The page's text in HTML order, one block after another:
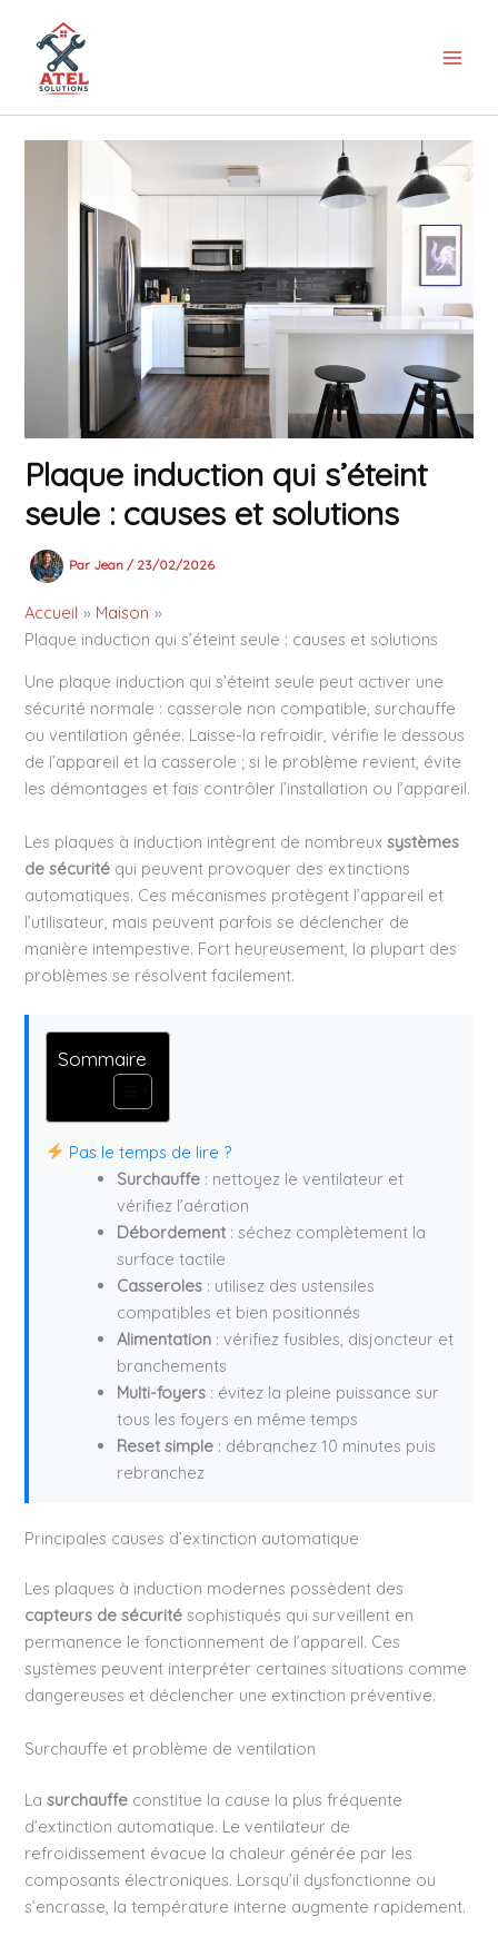
contenu
Plaque induction qui s’éteint
seule : causes et solutions
Par Jean / 23/02/2026
Accueil
Maison
Plaque induction qui s’éteint seule : causes et solutions
Une plaque induction qui s’éteint seule peut activer une
sécurité normale : casserole non compatible, surchauffe
ou ventilation gênée. Laisse-la refroidir, vérifie le dessous
de l’appareil et la casserole ; si le problème revient, évite
les démontages et fais contrôler l’installation ou l’appareil.
Les plaques à induction intègrent de nombreuxsystèmes
de sécurité qui peuvent provoquer des extinctions
automatiques. Ces mécanismes protègent l’appareil et
l’utilisateur, mais peuvent parfois se déclencher de
manière intempestive. Fort heureusement, la plupart des
problèmes se résolvent facilement.
Sommaire
Pas le temps de lire ?
Surchauffe : nettoyez le ventilateur et
vérifiez l’aération
Débordement : séchez complètement la
surface tactile
Casseroles : utilisez des ustensiles
compatibles et bien positionnés
Alimentation : vérifiez fusibles, disjoncteur et
branchements
Multi-foyers : évitez la pleine puissance sur
tous les foyers en même temps
Reset simple : débranchez 10 minutes puis
rebranchez
Principales causes d’extinction automatique
Les plaques à induction modernes possèdent des
capteurs de sécurité sophistiqués qui surveillent en
permanence le fonctionnement de l’appareil. Ces
systèmes peuvent interpréter certaines situations comme
dangereuses et déclencher une extinction préventive.
Surchauffe et problème de ventilation
Lasurchauffe constitue la cause la plus fréquente
d’extinction automatique. Le ventilateur de
refroidissement évacue la chaleur générée par les
composants électroniques. Lorsqu’il dysfonctionne ou
s’encrasse, la température interne augmente rapidement.